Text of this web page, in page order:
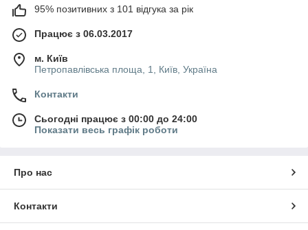
95% позитивних з 101 відгука за рік
Працює з 06.03.2017
м. Київ
Петропавлівська площа, 1, Київ, Україна
Контакти
Сьогодні працює з 00:00 до 24:00
Показати весь графік роботи
Про нас
Контакти